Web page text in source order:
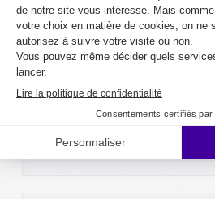
Gestion des tarifs
Statistiques et
personnalisés